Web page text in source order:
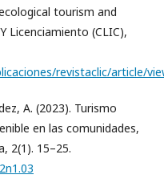
tourism and
Licenciamiento (CLIC),
revistaclic/article/
A. (2023). Turismo
en las comunidades,
2(1). 15–25.